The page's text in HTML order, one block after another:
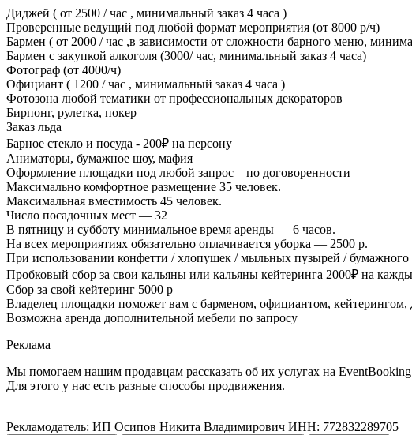
Диджей ( от 2500 / час , минимальный заказ 4 часа )
Проверенные ведущий под любой формат мероприятия (от 8000 р/ч)
Бармен ( от 2000 / час ,в зависимости от сложности барного меню,
Бармен с закупкой алкоголя (3000/ час, минимальный заказ 4 часа)
Фотограф (от 4000/ч)
Официант ( 1200 / час , минимальный заказ 4 часа )
Фотозона любой тематики от профессиональных декораторов
Бирпонг, рулетка, покер
Заказ льда
Барное стекло и посуда - 200₽ на персону
Аниматоры, бумажное шоу, мафия
Оформление площадки под любой запрос – по договоренности
Максимально комфортное размещение 35 человек.
Максимальная вместимость 45 человек.
Число посадочных мест — 32
В пятницу и субботу минимальное время аренды — 6 часов.
На всех мероприятиях обязательно оплачивается уборка — 2500 р.
При использовании конфетти / хлопушек / мыльных пузырей / бумажного
Пробковый сбор за свои кальяны или кальяны кейтеринга 2000₽ на
Сбор за свой кейтеринг 5000 р
Владелец площадки поможет вам с барменом, официантом,
Возможна аренда дополнительной мебели по запросу
Реклама
Мы помогаем нашим продавцам рассказать об их услугах на
Для этого у нас есть разные способы продвижения.
Рекламодатель: ИП Осипов Никита Владимирович ИНН: 772832289705